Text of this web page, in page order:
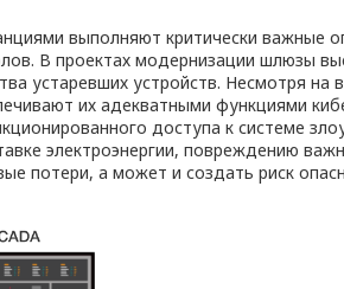
выполняют критически важные
В проектах модернизации шлюзы
устаревших устройств. Несмотря
их адекватными функциями
доступа к системе
электроэнергии, повреждению
потери, а может и создать риск